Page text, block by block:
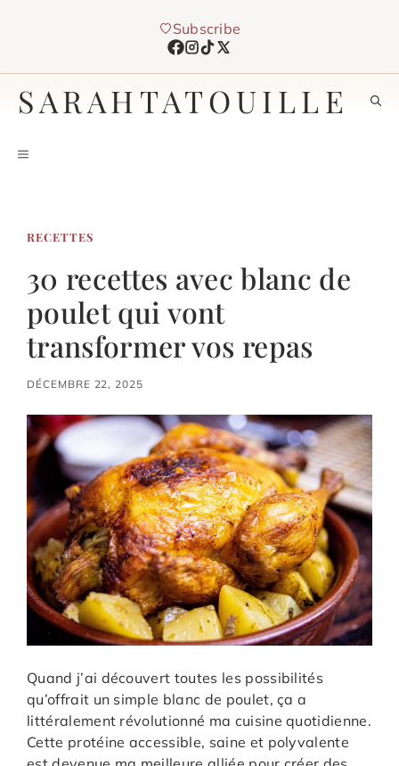
Subscribe
SARAHTATOUILLE
MENU
RECETTES
30 recettes avec blanc de
poulet qui vont
transformer vos repas
DÉCEMBRE 22, 2025
Quand j’ai découvert toutes les possibilités
qu’offrait un simple blanc de poulet, ça a
littéralement révolutionné ma cuisine quotidienne.
Cette protéine accessible, saine et polyvalente